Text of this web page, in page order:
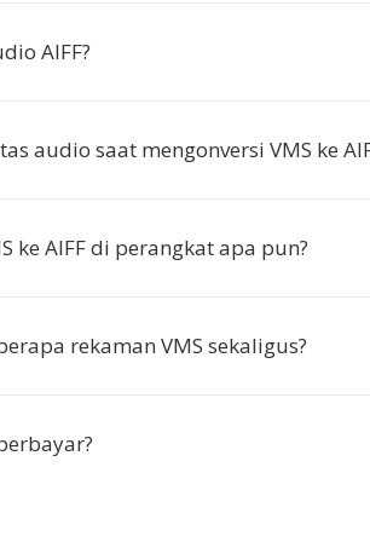
AIFF?
audio saat mengonversi VMS ke
ke AIFF di perangkat apa pun?
rekaman VMS sekaligus?